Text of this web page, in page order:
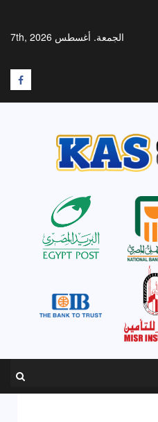
الجمعة. أغسطس 7th, 2026
F